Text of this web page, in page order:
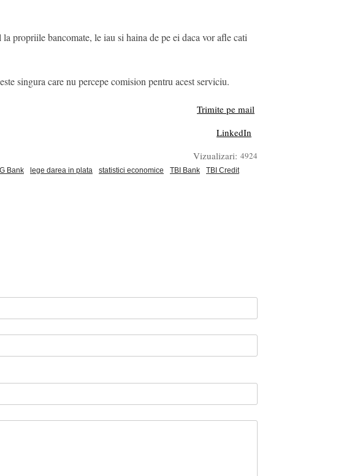
propriile bancomate, le iau si haina de pe ei daca vor afle cati
singura care nu percepe comision pentru acest serviciu.
Trimite pe mail
LinkedIn
Vizualizari: 4924
Bank lege darea in plata statistici economice TBI Bank
TBI Credit